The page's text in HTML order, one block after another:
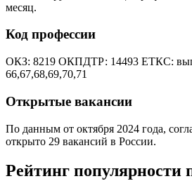
месяц.
Код профессии
ОКЗ: 8219 ОКПДТР: 14493 ЕТКС:
66,67,68,69,70,71
Открытые вакансии
По данным от октября 2024 года,
открыто 29 вакансий в России.
Рейтинг популярности